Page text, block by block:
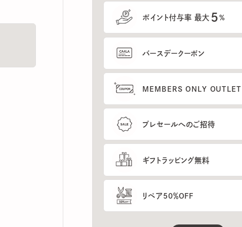
ポイント付与率 最大 %
バースデークーポン
MEMBERS ONLY OUTLETのご
プレセールへのご招待
ギフトラッピング無料
リペア50％OFF